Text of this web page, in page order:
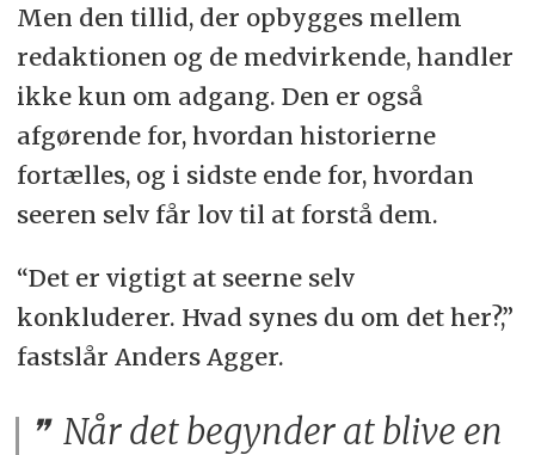
Men den tillid, der opbygges mellem
redaktionen og de medvirkende, handler
ikke kun om adgang. Den er også
afgørende for, hvordan historierne
fortælles, og i sidste ende for, hvordan
seeren selv får lov til at forstå dem.
“Det er vigtigt at seerne selv
konkluderer. Hvad synes du om det her?,”
fastslår Anders Agger.
Når det begynder at blive en